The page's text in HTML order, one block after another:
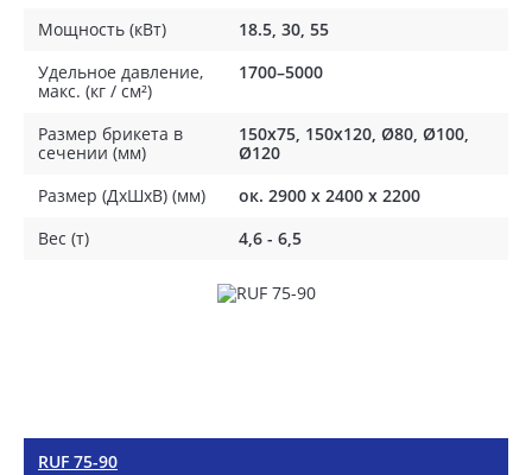
Мощность (кВт)
18.5, 30, 55
Удельное давление,
макс. (кг / см²)
1700–5000
Размер брикета в
сечении (мм)
150x75, 150x120, Ø80, Ø100,
Ø120
Размер (ДхШхВ) (мм)
ок. 2900 х 2400 х 2200
Вес (т)
4,6 - 6,5
RUF 75-90